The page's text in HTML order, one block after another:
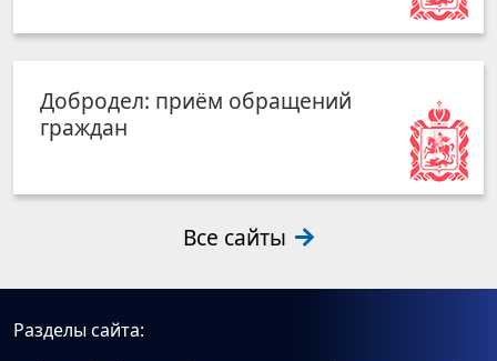
Добродел: приём обращений
граждан
Все сайты
Разделы сайта: